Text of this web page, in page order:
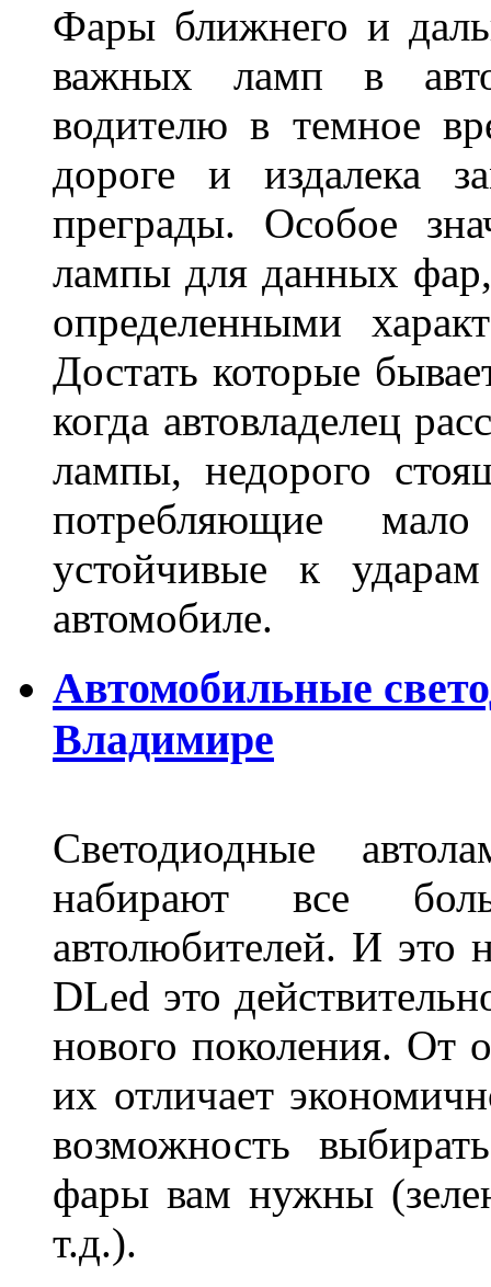
Фары ближнего и
важных ламп в
водителю в темное
дороге и издалека
преграды. Особое
лампы для данных
определенными
Достать которые
когда автовладелец
лампы, недорого
потребляющие
устойчивые к
автомобиле.
Автомобильные
Владимире
Светодиодные
набирают все
автолюбителей. И это
DLed это
нового поколения. От
их отличает
возможность
фары вам нужны
т.д.).